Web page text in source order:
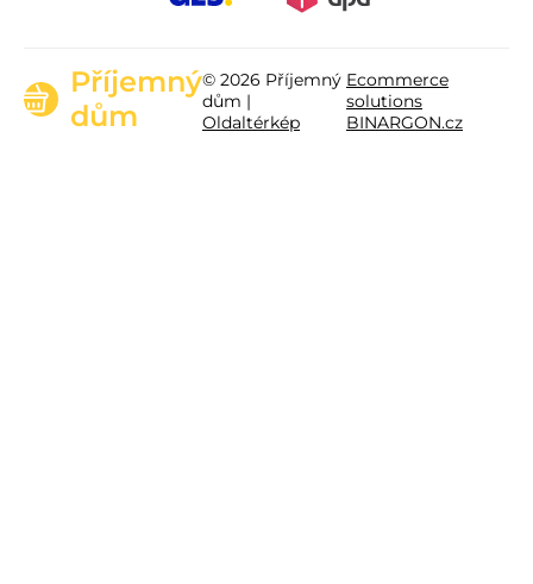
Příjemný
dům
© 2026 Příjemný
dům |
Oldaltérkép
Ecommerce
solutions
BINARGON.cz